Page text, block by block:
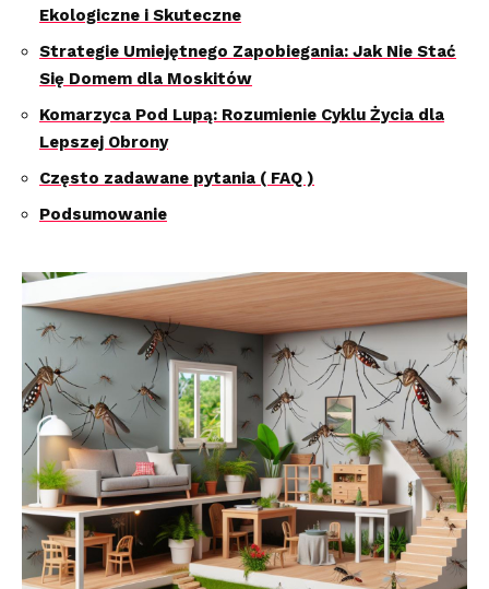
Ekologiczne i Skuteczne‌
Strategie ⁢Umiejętnego Zapobiegania: Jak Nie Stać⁤
Się Domem dla Moskitów
Komarzyca Pod Lupą: ‌Rozumienie Cyklu Życia ⁤dla
Lepszej Obrony
Często zadawane pytania ( FAQ⁣ )
Podsumowanie